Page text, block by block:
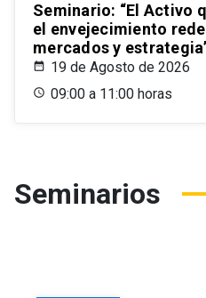
Seminario: “El Activo
el envejecimiento
mercados y
19 de Agosto de 2026
09:00 a 11:00 horas
Seminarios